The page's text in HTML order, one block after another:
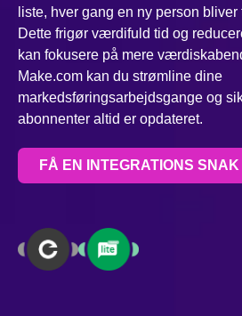
liste, hver gang en ny person
Dette frigør værdifuld tid og
kan fokusere på mere
Make.com kan du strømline dine
markedsføringsarbejdsgange og
abonnenter altid er opdateret.
FÅ EN INTEGRATIONS SNAK